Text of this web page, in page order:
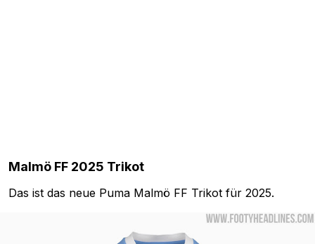
Malmö FF 2025 Trikot
Das ist das neue Puma Malmö FF Trikot für 2025.